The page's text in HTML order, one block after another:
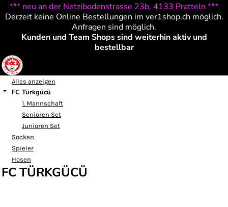
*** neu an der Netzibodenstrasse 23b, 4133 Pratteln ***
Derzeit keine Online Bestellungen im ver1shop.ch möglich.
Anfragen sind möglich.
Kunden und Team Shops sind weiterhin aktiv und
bestellbar
Alles anzeigen
FC Türkgücü
1. Mannschaft
Senioren Set
Junioren Set
Socken
Spieler
Hosen
FC TÜRKGÜCÜ
Standard
Preis: niedrigster zuerst
Preis: höchster zuerst
Erstelldatum